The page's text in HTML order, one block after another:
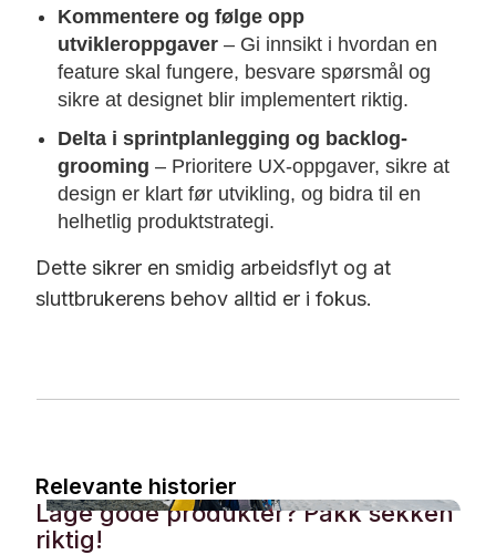
Kommentere og følge opp
utvikleroppgaver – Gi innsikt i hvordan en
feature skal fungere, besvare spørsmål og
sikre at designet blir implementert riktig.
Delta i sprintplanlegging og backlog-
grooming – Prioritere UX-oppgaver, sikre at
design er klart før utvikling, og bidra til en
helhetlig produktstrategi.
Dette sikrer en smidig arbeidsflyt og at
sluttbrukerens behov alltid er i fokus.
Relevante historier
Lage gode produkter? Pakk sekken
riktig!